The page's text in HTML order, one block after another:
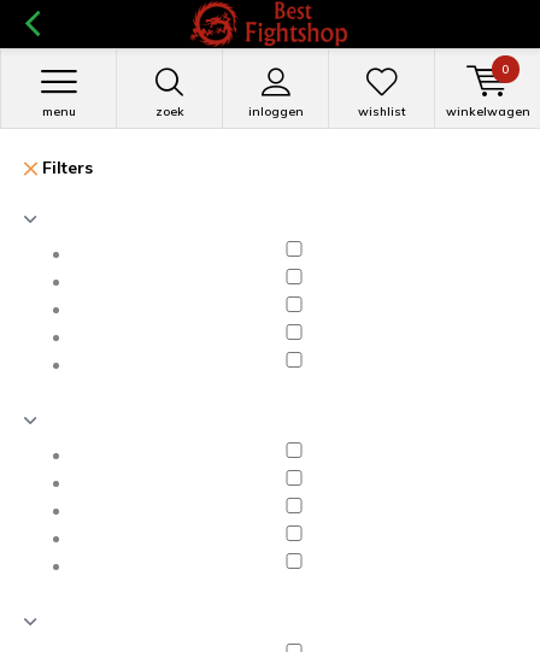
zoek inloggen
menu wishlist winkelwagen
0
Filters